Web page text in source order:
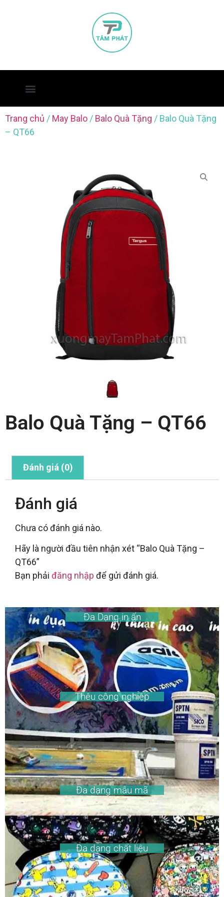
Trang chủ / May Balo / Balo Quà Tặng / Balo Quà Tặng
– QT66
Balo Quà Tặng – QT66
Đánh giá (0)
Đánh giá
Chưa có đánh giá nào.
Hãy là người đầu tiên nhận xét “Balo Quà Tặng –
QT66”
Bạn phải đăng nhập để gửi đánh giá.
Đa Dạng in ấn
Thêu công nghiệp
Đa dạng mẫu mã
Đa dạng chất liệu